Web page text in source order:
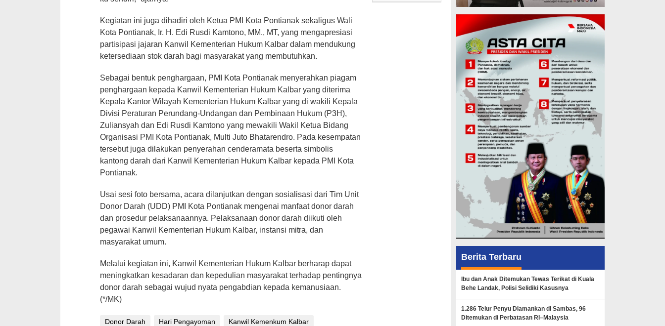
Kegiatan ini juga dihadiri oleh Ketua PMI Kota Pontianak sekaligus Wali
Kota Pontianak, Ir. H. Edi Rusdi Kamtono, MM., MT, yang mengapresiasi
partisipasi jajaran Kanwil Kementerian Hukum Kalbar dalam mendukung
ketersediaan stok darah bagi masyarakat yang membutuhkan.
Sebagai bentuk penghargaan, PMI Kota Pontianak menyerahkan piagam
penghargaan kepada Kanwil Kementerian Hukum Kalbar yang diterima
Kepala Kantor Wilayah Kementerian Hukum Kalbar yang di wakili Kepala
Divisi Peraturan Perundang-Undangan dan Pembinaan Hukum (P3H),
Zuliansyah dan Edi Rusdi Kamtono yang mewakili Wakil Ketua Bidang
Organisasi PMI Kota Pontianak, Multi Juto Bhatarendro. Pada kesempatan
tersebut juga dilakukan penyerahan cenderamata beserta simbolis
kantong darah dari Kanwil Kementerian Hukum Kalbar kepada PMI Kota
Pontianak.
Usai sesi foto bersama, acara dilanjutkan dengan sosialisasi dari Tim Unit
Donor Darah (UDD) PMI Kota Pontianak mengenai manfaat donor darah
dan prosedur pelaksanaannya. Pelaksanaan donor darah diikuti oleh
pegawai Kanwil Kementerian Hukum Kalbar, instansi mitra, dan
masyarakat umum.
Melalui kegiatan ini, Kanwil Kementerian Hukum Kalbar berharap dapat
meningkatkan kesadaran dan kepedulian masyarakat terhadap pentingnya
donor darah sebagai wujud nyata pengabdian kepada kemanusiaan.
(*/MK)
Donor Darah Hari Pengayoman
Kanwil Kemenkum Kalbar
Berita Terbaru
Ibu dan Anak Ditemukan Tewas Terikat di Kuala
Behe Landak, Polisi Selidiki Kasusnya
1.286 Telur Penyu Diamankan di Sambas, 96
Ditemukan di Perbatasan RI–Malaysia